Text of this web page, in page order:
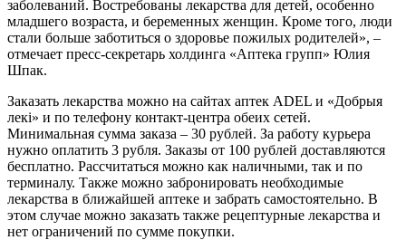
заболеваний. Востребованы лекарства для детей, особенно
младшего возраста, и беременных женщин. Кроме того, люди
стали больше заботиться о здоровье пожилых родителей», –
отмечает пресс-секретарь холдинга «Аптека групп» Юлия
Шпак.
Заказать лекарства можно на сайтах аптек ADEL и «Добрыя
лекi» и по телефону контакт-центра обеих сетей.
Минимальная сумма заказа – 30 рублей. За работу курьера
нужно оплатить 3 рубля. Заказы от 100 рублей доставляются
бесплатно. Рассчитаться можно как наличными, так и по
терминалу. Также можно забронировать необходимые
лекарства в ближайшей аптеке и забрать самостоятельно. В
этом случае можно заказать также рецептурные лекарства и
нет ограничений по сумме покупки.